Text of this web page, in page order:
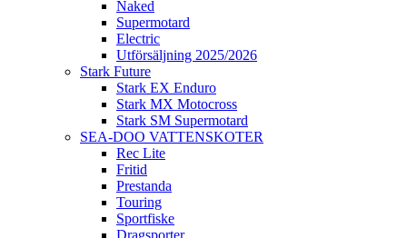
Naked
Supermotard
Electric
Utförsäljning 2025/2026
Stark Future
Stark EX Enduro
Stark MX Motocross
Stark SM Supermotard
SEA-DOO VATTENSKOTER
Rec Lite
Fritid
Prestanda
Touring
Sportfiske
Dragsporter